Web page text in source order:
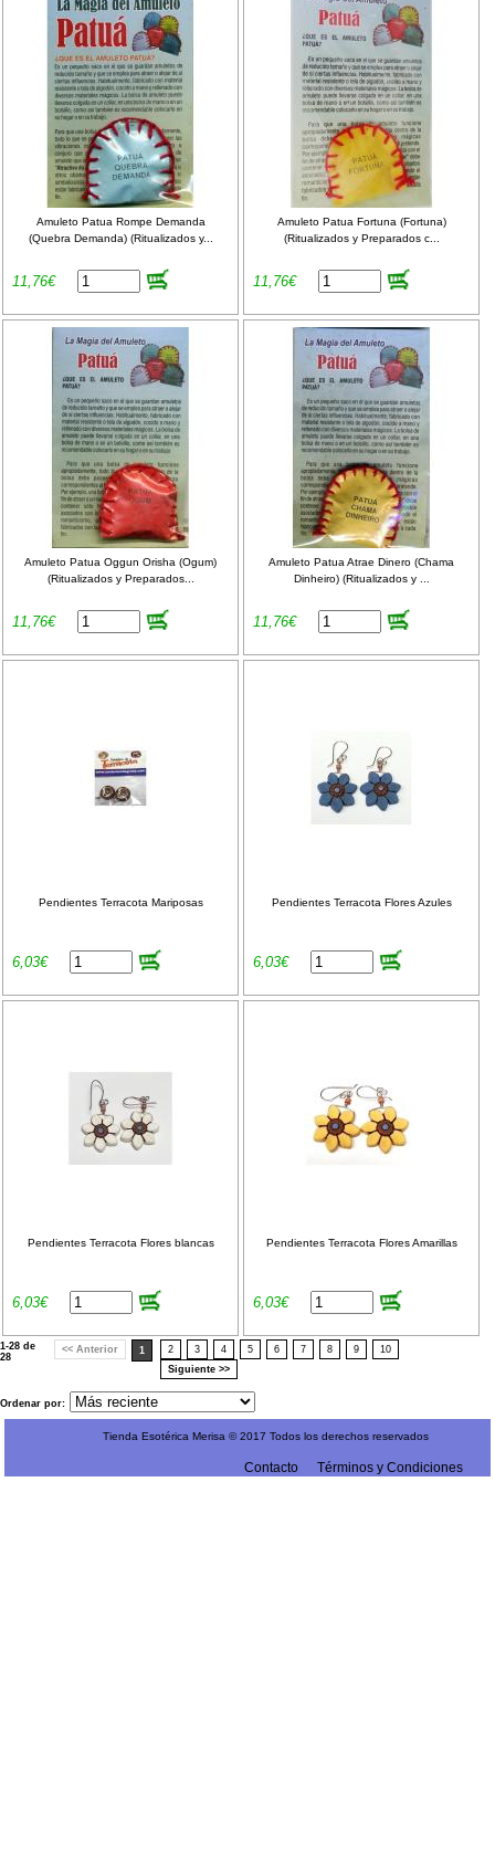
Amuleto Patua Rompe Demanda
(Quebra Demanda) (Ritualizados y...
11,76€
Amuleto Patua Fortuna (Fortuna)
(Ritualizados y Preparados c...
11,76€
Amuleto Patua Oggun Orisha (Ogum)
(Ritualizados y Preparados...
11,76€
Amuleto Patua Atrae Dinero (Chama
Dinheiro) (Ritualizados y ...
11,76€
Pendientes Terracota Mariposas
6,03€
Pendientes Terracota Flores Azules
6,03€
Pendientes Terracota Flores blancas
6,03€
Pendientes Terracota Flores Amarillas
6,03€
1-28 de
28
<< Anterior 1 2 3 4 5 6 7 8 9
10
Siguiente >>
Ordenar por:
Tienda Esotérica Merisa © 2017 Todos los derechos reservados
Contacto Términos y Condiciones